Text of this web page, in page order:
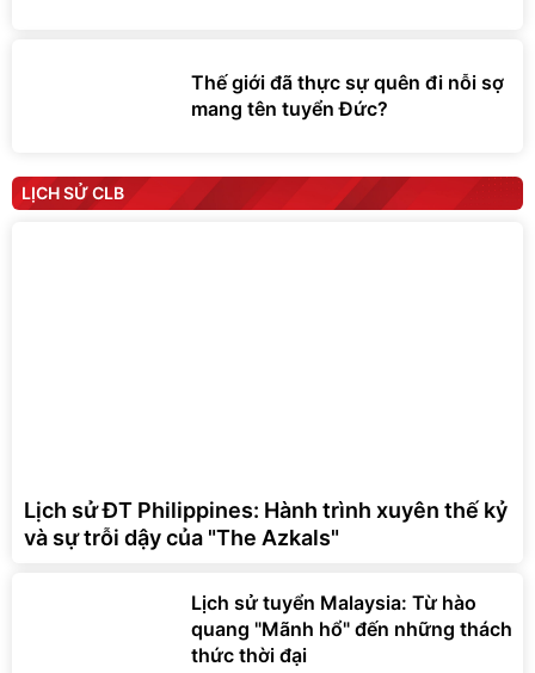
Thế giới đã thực sự quên đi nỗi sợ
mang tên tuyển Đức?
LỊCH SỬ CLB
Lịch sử ĐT Philippines: Hành trình xuyên thế kỷ
và sự trỗi dậy của "The Azkals"
Lịch sử tuyển Malaysia: Từ hào
quang "Mãnh hổ" đến những thách
thức thời đại